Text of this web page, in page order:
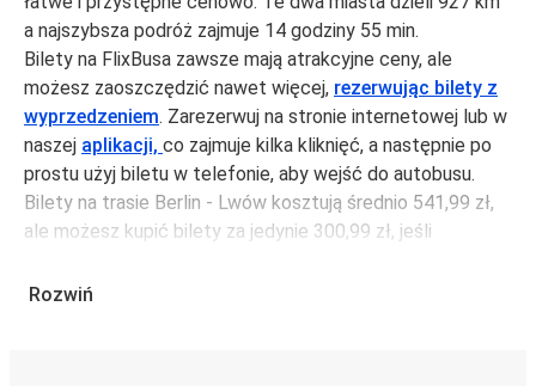
a najszybsza podróż zajmuje 14 godziny 55 min.
Bilety na FlixBusa zawsze mają atrakcyjne ceny, ale
możesz zaoszczędzić nawet więcej, rezerwując bilety z
wyprzedzeniem. Zarezerwuj na stronie internetowej lub w
naszej aplikacji, co zajmuje kilka kliknięć, a następnie po
prostu użyj biletu w telefonie, aby wejść do autobusu.
Bilety na trasie Berlin - Lwów kosztują średnio 541,99 zł,
ale możesz kupić bilety za jedynie 300,99 zł, jeśli
unikając weekendów i świąt. Aby podróżować szybko,
Rozwiń